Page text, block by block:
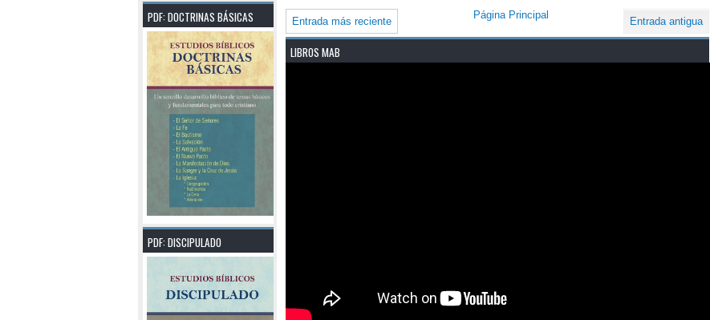
Entrada más reciente Entrada antigua
Página Principal
LIBROS MAB
PDF: DOCTRINAS BÁSICAS
PDF: DISCIPULADO